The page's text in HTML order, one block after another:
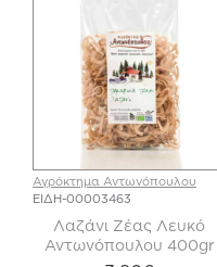
Αγρόκτημα Αντωνόπουλου
ΕΙΔΗ-00003463
Λαζάνι Ζέας Λευκό
Αντωνόπουλου 400gr